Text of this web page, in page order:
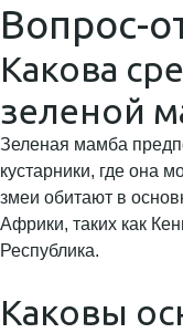
Вопрос-
Какова
зеленой
Зеленая мамба
кустарники, где она
змеи обитают в
Африки, таких как
Республика.
Каковы